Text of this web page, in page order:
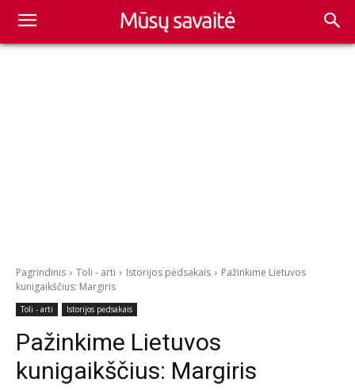
Pagrindinis Toli - arti Istorijos pėdsakais
Pažinkime Lietuvos
kunigaikščius: Margiris
Toli - arti Istorijos pėdsakais
Pažinkime Lietuvos
kunigaikščius: Margiris